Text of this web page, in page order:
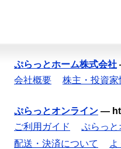
ぷらっとホーム株式会社
会社概要
株主・投資家
ぷらっとオンライン —
ご利用ガイド
ぷらっと
配送・決済について